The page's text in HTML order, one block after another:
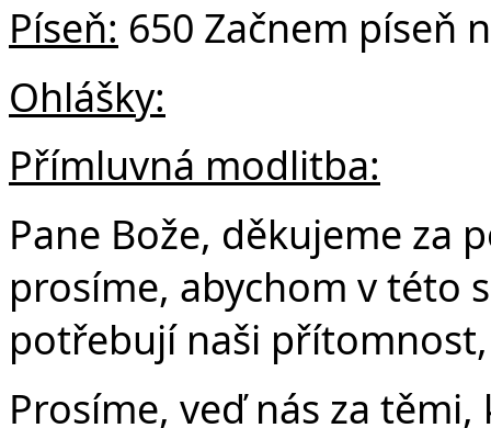
Píseň: 650 Začnem píseň
Ohlášky:
Přímluvná modlitba:
Pane Bože, děkujeme za
prosíme, abychom v této
potřebují naši
Prosíme, veď nás za